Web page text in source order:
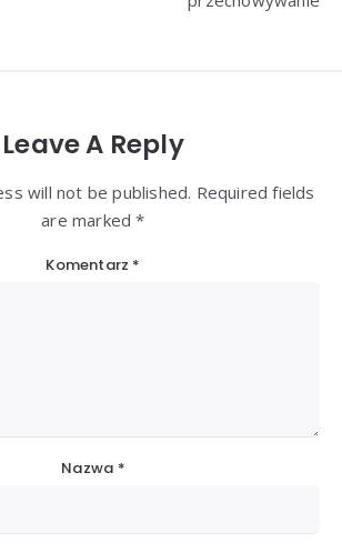
Leave A Reply
will not be published. Required fields
are marked *
Komentarz *
Nazwa *